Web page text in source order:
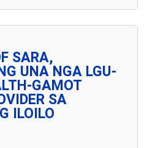
SARA,
UNA NGA LGU-
GAMOT
SA
ILOILO